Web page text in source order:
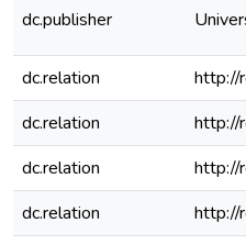
dc.publisher
dc.relation
http://
dc.relation
http://
dc.relation
http://
dc.relation
http://